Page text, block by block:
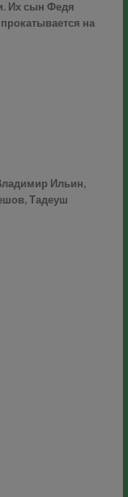
Их сын Федя
на
Ильин,
Тадеуш